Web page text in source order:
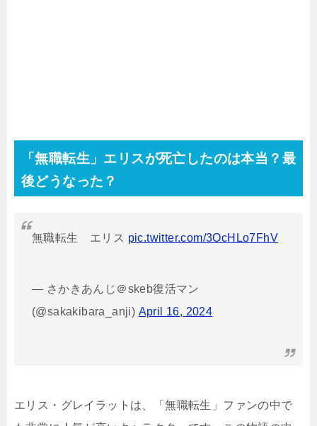
「無職転生」エリスが死亡したのは本当？最
後どうなった？
無職転生 エリス pic.twitter.com/3OcHLo7FhV
— さかきあんじ＠skeb復活マン
(@sakakibara_anji) April 16, 2024
エリス・グレイラットは、「無職転生」ファンの中で